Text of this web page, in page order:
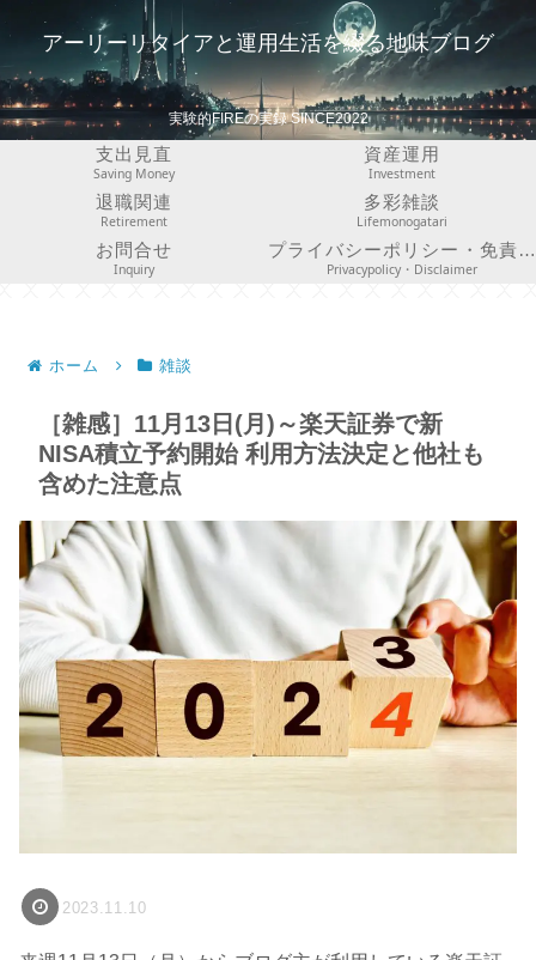
アーリーリタイアと運用生活を綴る地味ブログ
実験的FIREの実録 SINCE2022
支出見直
Saving Money
資産運用
Investment
退職関連
Retirement
多彩雑談
Lifemonogatari
お問合せ
Inquiry
プライバシーポリシー・免責事項
Privacypolicy・Disclaimer
ホーム 雑談
［雑感］11月13日(月)～楽天証券で新
NISA積立予約開始 利用方法決定と他社も
含めた注意点
2023.11.10